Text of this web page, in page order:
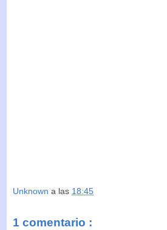
Unknown a las 18:45
1 comentario :